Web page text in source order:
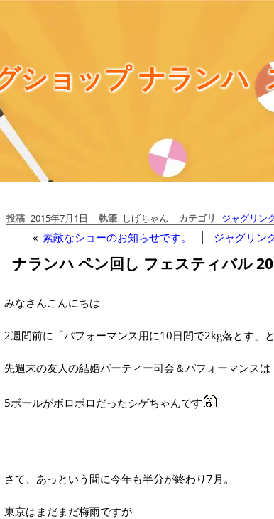
ショップ ナランハ
投稿 2015年7月1日 執筆 しげちゃん カテゴリ ジャグリン
« 素敵なショーのお知らせです。 ジャグリン
ナランハ ペン回し フェスティバル
みなさんこんにちは
2週間前に「パフォーマンス用に10日間で2kg落とす」
先週末の友人の結婚パーティー司会＆パフォーマンスは
5ボールがボロボロだったシゲちゃんです
さて、あっという間に今年も半分が終わり7月。
東京はまだまだ梅雨ですが